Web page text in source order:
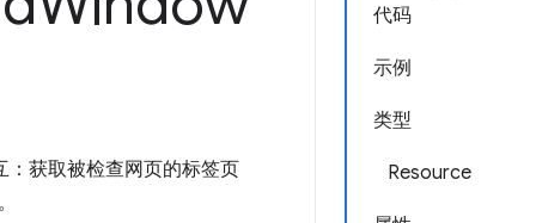
代码
示例
类型
Resource
获取被检查网页的标签页